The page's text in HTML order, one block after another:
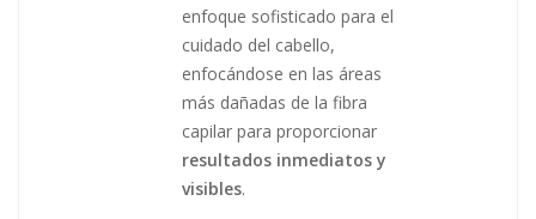
enfoque sofisticado para el
cuidado del cabello,
enfocándose en las áreas
más dañadas de la fibra
capilar para proporcionar
resultados inmediatos y
visibles.